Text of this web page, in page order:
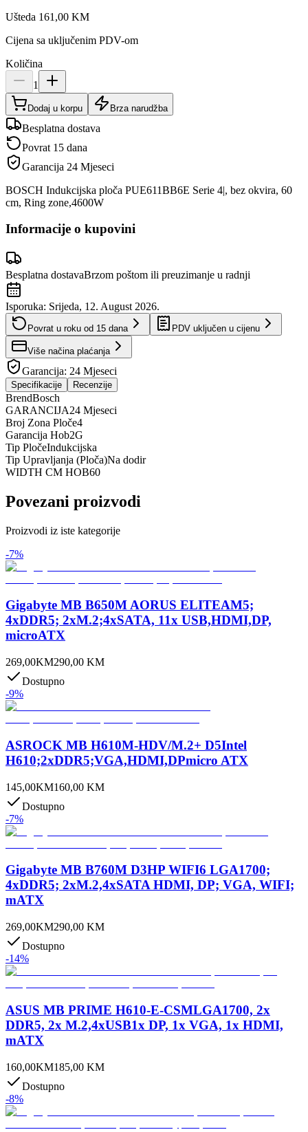
Ušteda 161,00 KM
Cijena sa uključenim PDV-om
Količina
1
Dodaj u korpu Brza narudžba
Besplatna dostava
Povrat 15 dana
Garancija 24 Mjeseci
BOSCH Indukcijska ploča PUE611BB6E Serie 4|, bez okvira, 60
cm, Ring zone,4600W
Informacije o kupovini
Besplatna dostavaBrzom poštom ili preuzimanje u radnji
Isporuka: Srijeda, 12. August 2026.
Povrat u roku od 15 dana PDV uključen u cijenu
Više načina plaćanja
Garancija: 24 Mjeseci
Specifikacije Recenzije
BrendBosch
GARANCIJA24 Mjeseci
Broj Zona Ploče4
Garancija Hob2G
Tip PločeIndukcijska
Tip Upravljanja (Ploča)Na dodir
WIDTH CM HOB60
Povezani proizvodi
Proizvodi iz iste kategorije
-7%
Gigabyte MB B650M AORUS ELITEAM5;
4xDDR5; 2xM.2;4xSATA, 11x USB,HDMI,DP,
microATX
269,00KM290,00 KM
Dostupno
-9%
ASROCK MB H610M-HDV/M.2+ D5Intel
H610;2xDDR5;VGA,HDMI,DPmicro ATX
145,00KM160,00 KM
Dostupno
-7%
Gigabyte MB B760M D3HP WIFI6 LGA1700;
4xDDR5; 2xM.2,4xSATA HDMI, DP; VGA, WIFI;
mATX
269,00KM290,00 KM
Dostupno
-14%
ASUS MB PRIME H610-E-CSMLGA1700, 2x
DDR5, 2x M.2,4xUSB1x DP, 1x VGA, 1x HDMI,
mATX
160,00KM185,00 KM
Dostupno
-8%